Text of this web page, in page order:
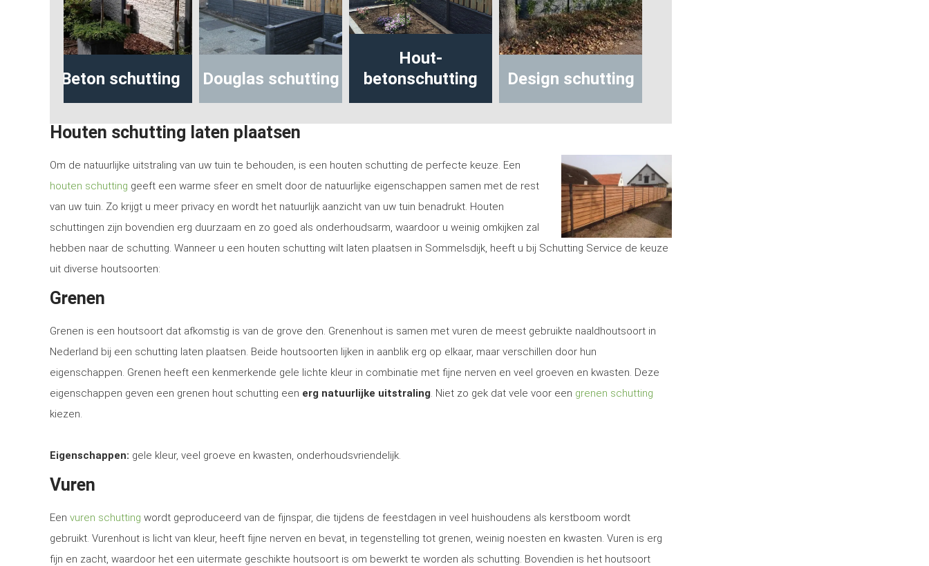
Douglas schutting
Hout-
betonschutting
Design schutting
Houten schutting laten plaatsen
Om de natuurlijke uitstraling van uw tuin te behouden, is een houten schutting de perfecte keuze. Een
houten schutting geeft een warme sfeer en smelt door de natuurlijke eigenschappen samen met de rest
van uw tuin. Zo krijgt u meer privacy en wordt het natuurlijk aanzicht van uw tuin benadrukt. Houten
schuttingen zijn bovendien erg duurzaam en zo goed als onderhoudsarm, waardoor u weinig omkijken zal
hebben naar de schutting. Wanneer u een houten schutting wilt laten plaatsen in Sommelsdijk, heeft u bij Schutting Service de keuze
uit diverse houtsoorten:
Grenen
Grenen is een houtsoort dat afkomstig is van de grove den. Grenenhout is samen met vuren de meest gebruikte naaldhoutsoort in
Nederland bij een schutting laten plaatsen. Beide houtsoorten lijken in aanblik erg op elkaar, maar verschillen door hun
eigenschappen. Grenen heeft een kenmerkende gele lichte kleur in combinatie met fijne nerven en veel groeven en kwasten. Deze
eigenschappen geven een grenen hout schutting een erg natuurlijke uitstraling. Niet zo gek dat vele voor een grenen schutting
kiezen.
Eigenschappen: gele kleur, veel groeve en kwasten, onderhoudsvriendelijk.
Vuren
Een vuren schutting wordt geproduceerd van de fijnspar, die tijdens de feestdagen in veel huishoudens als kerstboom wordt
gebruikt. Vurenhout is licht van kleur, heeft fijne nerven en bevat, in tegenstelling tot grenen, weinig noesten en kwasten. Vuren is erg
fijn en zacht, waardoor het een uitermate geschikte houtsoort is om bewerkt te worden als schutting. Bovendien is het houtsoort